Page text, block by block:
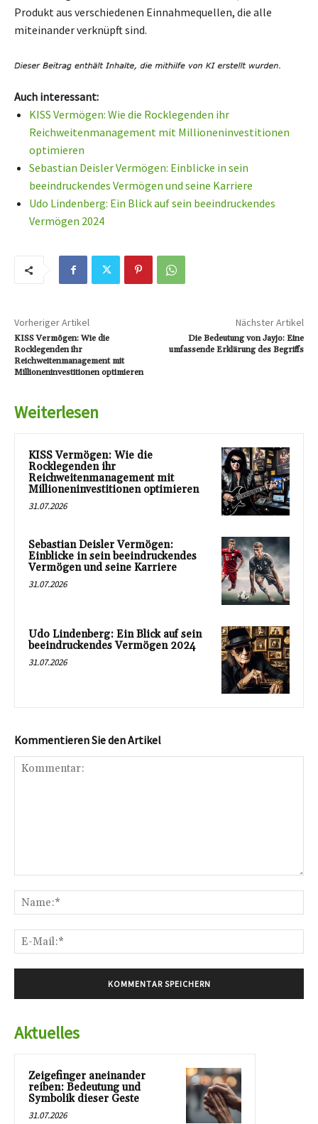
Produkt aus verschiedenen Einnahmequellen, die alle
miteinander verknüpft sind.
Auch interessant:
KISS Vermögen: Wie die Rocklegenden ihr
Reichweitenmanagement mit Millioneninvestitionen
optimieren
Sebastian Deisler Vermögen: Einblicke in sein
beeindruckendes Vermögen und seine Karriere
Udo Lindenberg: Ein Blick auf sein beeindruckendes
Vermögen 2024
Vorheriger Artikel
KISS Vermögen: Wie die
Rocklegenden ihr
Reichweitenmanagement mit
Millioneninvestitionen optimieren
Nächster Artikel
Die Bedeutung von Jayjo: Eine
umfassende Erklärung des Begriffs
Weiterlesen
KISS Vermögen: Wie die
Rocklegenden ihr
Reichweitenmanagement mit
Millioneninvestitionen optimieren
31.07.2026
Sebastian Deisler Vermögen:
Einblicke in sein beeindruckendes
Vermögen und seine Karriere
31.07.2026
Udo Lindenberg: Ein Blick auf sein
beeindruckendes Vermögen 2024
31.07.2026
Kommentieren Sie den Artikel
Aktuelles
Zeigefinger aneinander
reiben: Bedeutung und
Symbolik dieser Geste
31.07.2026